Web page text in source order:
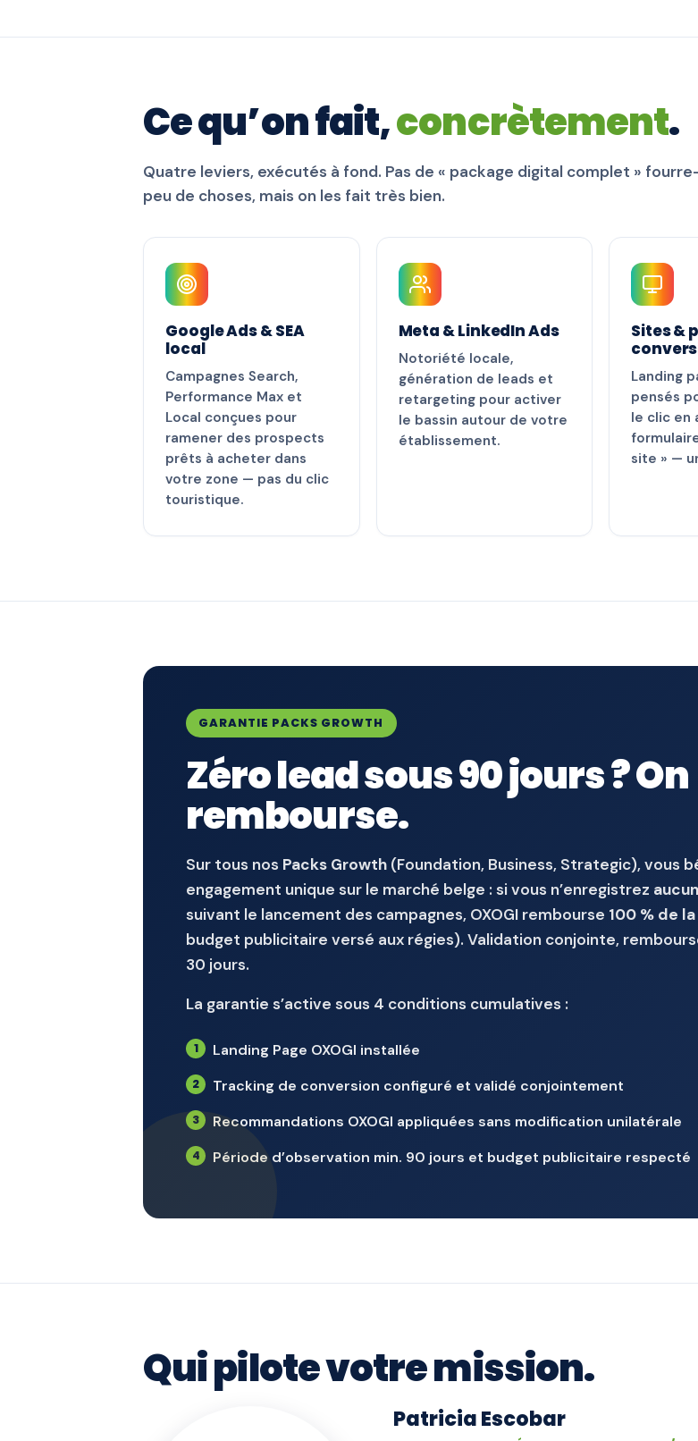
Ce qu’on fait,concrètement.
Quatre leviers, exécutés à fond. Pas de « package digital complet »
peu de choses, mais on les fait très bien.
Google Ads & SEA
local
Campagnes Search,
Performance Max et
Local conçues pour
ramener des prospects
prêts à acheter dans
votre zone — pas du clic
touristique.
Meta & LinkedIn Ads
Notoriété locale,
génération de leads et
retargeting pour activer
le bassin autour de votre
établissement.
Sites &
Landing
pensés
le clic en
site » —
GARANTIE PACKS GROWTH
Zéro lead sous 90 jours ? On
rembourse.
Sur tous nos Packs Growth (Foundation, Business, Strategic), vous
engagement unique sur le marché belge : si vous n’enregistrez
suivant le lancement des campagnes, OXOGI rembourse 100 % de
budget publicitaire versé aux régies). Validation conjointe,
30 jours.
La garantie s’active sous 4 conditions cumulatives :
Landing Page OXOGI installée
Tracking de conversion configuré et validé conjointement
Recommandations OXOGI appliquées sans modification unilatérale
Période d’observation min. 90 jours et budget publicitaire respecté
Qui pilote votre mission.
Patricia Escobar